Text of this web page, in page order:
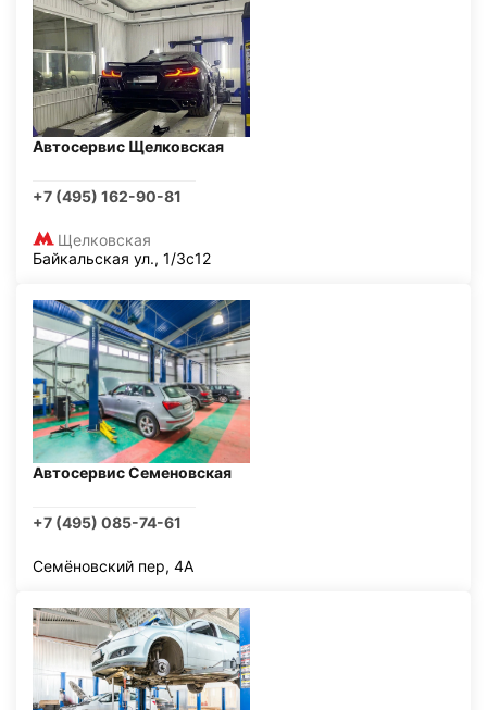
Автосервис Щелковская
+7 (495) 162-90-81
Щелковская
Байкальская ул., 1/3с12
Автосервис Семеновская
+7 (495) 085-74-61
Семёновский пер, 4А